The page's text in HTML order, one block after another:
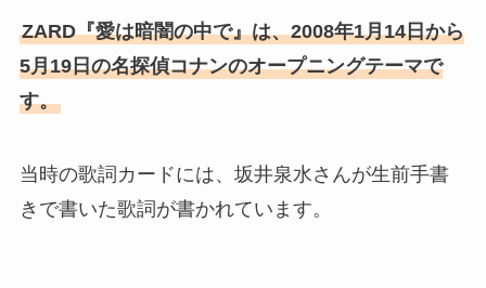
ZARD『愛は暗闇の中で』は、2008年1月14日から
5月19日の名探偵コナンのオープニングテーマで
す。
当時の歌詞カードには、坂井泉水さんが生前手書
きで書いた歌詞が書かれています。